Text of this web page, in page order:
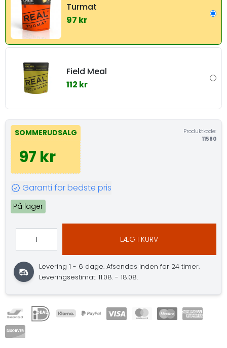
Turmat
97 kr
Field Meal
112 kr
SOMMERUDSALG
97 kr
Produktkode:
11580
Garanti for bedste pris
På lager
LÆG I KURV
Levering 1 - 6 dage.Afsendes inden for 24 timer.
Leveringsestimat: 11.08. - 18.08.